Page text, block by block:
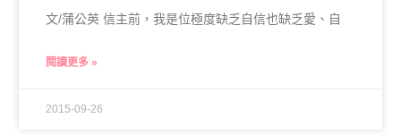
文/蒲公英 信主前，我是位極度缺乏自信也缺乏愛、自
閱讀更多 »
2015-09-26